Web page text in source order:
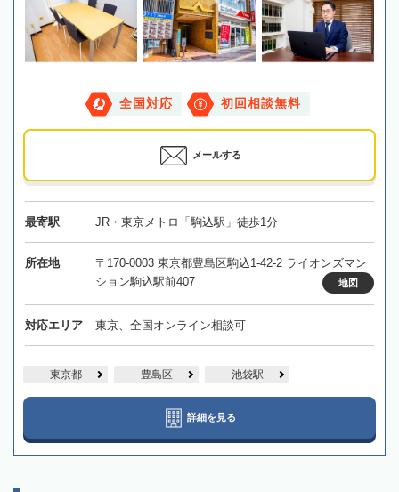
全国対応 初回相談無料
メールする
最寄駅 JR・東京メトロ「駒込駅」徒歩1分
所在地
〒170-0003 東京都豊島区駒込1-42-2 ライオンズマン
ション駒込駅前407
地図
対応エリア 東京、全国オンライン相談可
東京都 豊島区 池袋駅
詳細を見る